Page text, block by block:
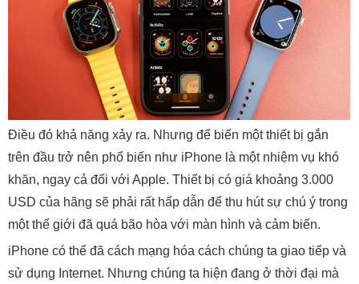
Điều đó khả năng xảy ra. Nhưng để biến một thiết bị gắn
trên đầu trở nên phổ biến như iPhone là một nhiệm vụ khó
khăn, ngay cả đối với Apple. Thiết bị có giá khoảng 3.000
USD của hãng sẽ phải rất hấp dẫn để thu hút sự chú ý trong
một thế giới đã quá bão hòa với màn hình và cảm biến.
iPhone có thể đã cách mạng hóa cách chúng ta giao tiếp và
sử dụng Internet. Nhưng chúng ta hiện đang ở thời đại mà